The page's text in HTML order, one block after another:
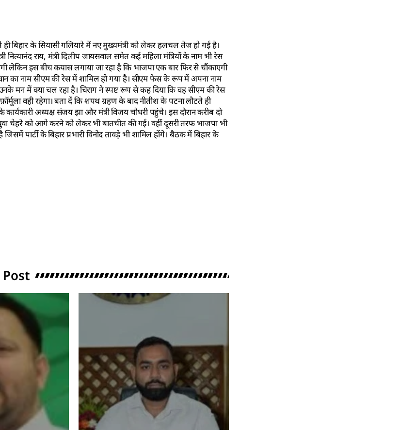
बिहार के सियासी गलियारे में नए मुख्यमंत्री को लेकर हलचल तेज हो गई है।
नित्यानंद राय, मंत्री दिलीप जायसवाल समेत कई महिला मंत्रियों के नाम भी रेस
लेकिन इस बीच कयास लगाया जा रहा है कि भाजपा एक बार फिर से चौंकाएगी
का नाम सीएम की रेस में शामिल हो गया है। सीएम फेस के रूप में अपना नाम
मन में क्या चल रहा है। चिराग ने स्पष्ट रूप से कह दिया कि वह सीएम की रेस
वही रहेगा। बता दें कि शपथ ग्रहण के बाद नीतीश के पटना लौटते ही
अध्यक्ष संजय झा और मंत्री विजय चौधरी पहुंचे। इस दौरान करीब दो
चेहरे को आगे करने को लेकर भी बातचीत की गई। वहीं दूसरी तरफ भाजपा भी
पार्टी के बिहार प्रभारी विनोद तावड़े भी शामिल होंगे। बैठक में बिहार के